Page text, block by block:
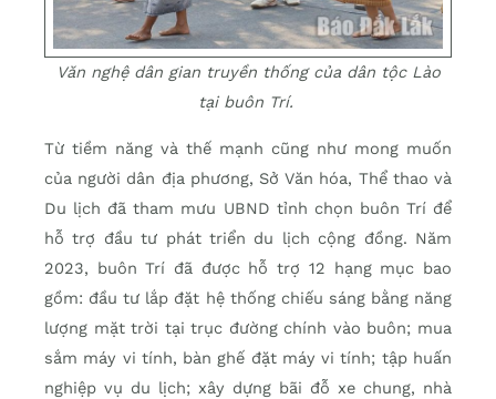
Văn nghệ dân gian truyền thống của dân tộc Lào
tại buôn Trí.
Từ tiềm năng và thế mạnh cũng như mong muốn
của người dân địa phương, Sở Văn hóa, Thể thao và
Du lịch đã tham mưu UBND tỉnh chọn buôn Trí để
hỗ trợ đầu tư phát triển du lịch cộng đồng. Năm
2023, buôn Trí đã được hỗ trợ 12 hạng mục bao
gồm: đầu tư lắp đặt hệ thống chiếu sáng bằng năng
lượng mặt trời tại trục đường chính vào buôn; mua
sắm máy vi tính, bàn ghế đặt máy vi tính; tập huấn
nghiệp vụ du lịch; xây dựng bãi đỗ xe chung, nhà